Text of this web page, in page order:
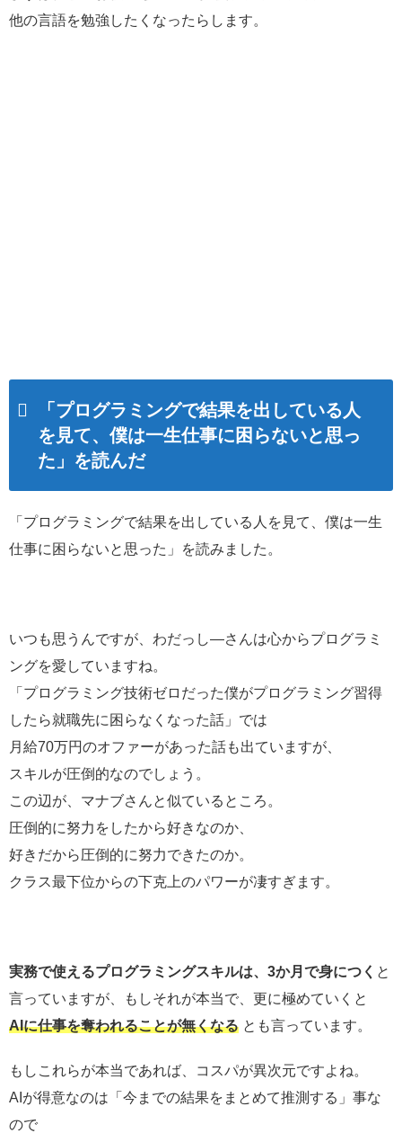
他の言語を勉強したくなったらします。
「プログラミングで結果を出している人
を見て、僕は一生仕事に困らないと思っ
た」を読んだ
「プログラミングで結果を出している人を見て、僕は一生
仕事に困らないと思った」を読みました。
いつも思うんですが、わだっし―さんは心からプログラミ
ングを愛していますね。
「プログラミング技術ゼロだった僕がプログラミング習得
したら就職先に困らなくなった話」では
月給70万円のオファーがあった話も出ていますが、
スキルが圧倒的なのでしょう。
この辺が、マナブさんと似ているところ。
圧倒的に努力をしたから好きなのか、
好きだから圧倒的に努力できたのか。
クラス最下位からの下克上のパワーが凄すぎます。
実務で使えるプログラミングスキルは、3か月で身につく と
言っていますが、もしそれが本当で、更に極めていくと
AIに仕事を奪われることが無くなる とも言っています。
もしこれらが本当であれば、コスパが異次元ですよね。
AIが得意なのは「今までの結果をまとめて推測する」事な
ので